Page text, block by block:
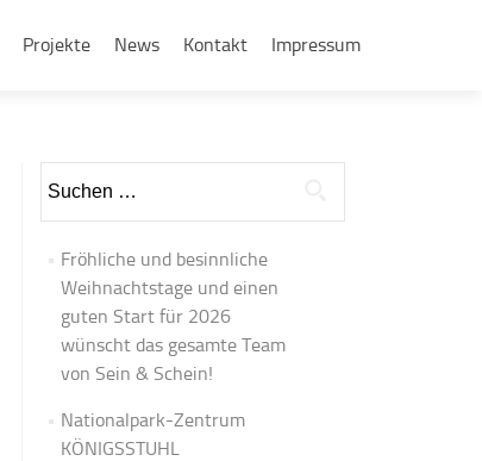
Projekte News Kontakt Impressum
nach:
Fröhliche und besinnliche
Weihnachtstage und einen
guten Start für 2026
wünscht das gesamte Team
von Sein & Schein!
Nationalpark-Zentrum
KÖNIGSSTUHL